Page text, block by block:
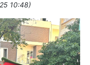
10:48)